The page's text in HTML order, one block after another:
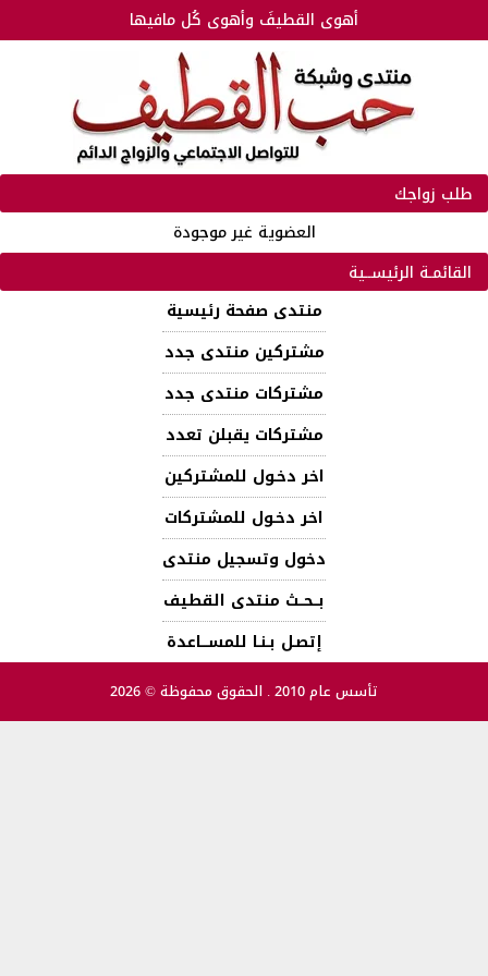
أهوى القطيفَ وأهوى كُل مافيها
طلب زواجك
العضوية غير موجودة
القائمـة الرئيســية
منتدى صفحة رئيسية
مشتركين منتدى جدد
مشتركات منتدى جدد
مشتركات يقبلن تعدد
اخر دخـول للمشتركين
اخر دخـول للمشتركات
دخول وتسجيل منتدى
بــحــث منتدى القطيف
إتصـل بـنـا للمســـاعدة
تأسس عام 2010 . الحقوق محفوظة © 2026